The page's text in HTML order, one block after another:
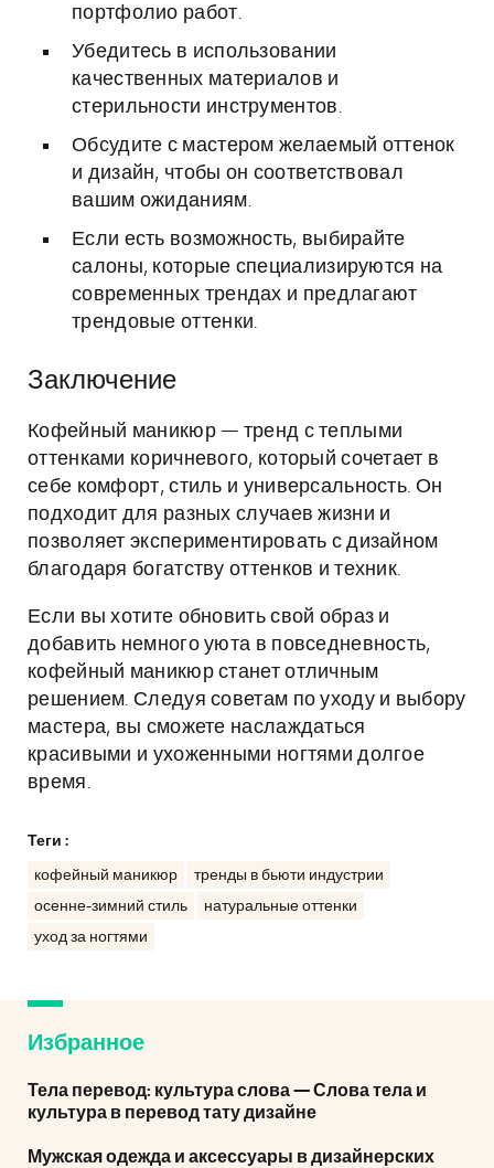
портфолио работ.
Убедитесь в использовании
качественных материалов и
стерильности инструментов.
Обсудите с мастером желаемый оттенок
и дизайн, чтобы он соответствовал
вашим ожиданиям.
Если есть возможность, выбирайте
салоны, которые специализируются на
современных трендах и предлагают
трендовые оттенки.
Заключение
Кофейный маникюр — тренд с теплыми
оттенками коричневого, который сочетает в
себе комфорт, стиль и универсальность. Он
подходит для разных случаев жизни и
позволяет экспериментировать с дизайном
благодаря богатству оттенков и техник.
Если вы хотите обновить свой образ и
добавить немного уюта в повседневность,
кофейный маникюр станет отличным
решением. Следуя советам по уходу и выбору
мастера, вы сможете наслаждаться
красивыми и ухоженными ногтями долгое
время.
Теги :
кофейный маникюр
тренды в бьюти индустрии
осенне-зимний стиль
натуральные оттенки
уход за ногтями
Избранное
Тела перевод: культура слова — Слова тела и
культура в перевод тату дизайне
Мужская одежда и аксессуары в дизайнерских